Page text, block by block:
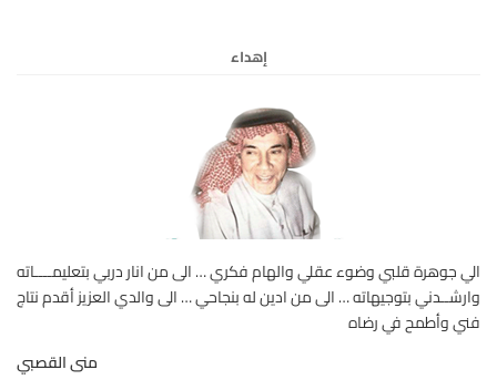
إهداء
الي جوهرة قلبي وضوء عقلي والهام فكري … الى من انار دربي بتعليمــــاته
وارشــدني بتوجيهاته … الى من ادين له بنجاحي … الى والدي العزيز أقدم نتاج
فني وأطمح في رضاه
منى القصبي